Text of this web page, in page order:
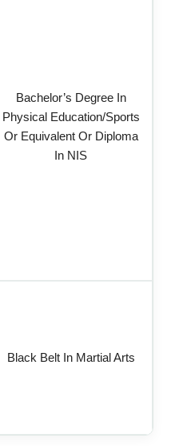
Bachelor’s Degree In
Physical Education/Sports
Or Equivalent Or Diploma
In NIS
Black Belt In Martial Arts